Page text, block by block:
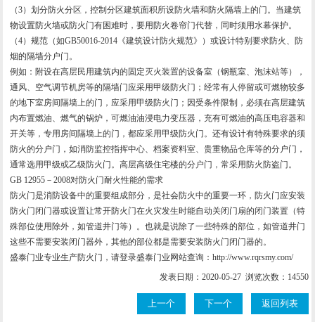
（3）划分防火分区，控制分区建筑面积所设防火墙和防火隔墙上的门。当建筑
物设置防火墙或防火门有困难时，要用防火卷帘门代替，同时须用水幕保护。
（4）规范（如GB50016-2014《建筑设计防火规范》）或设计特别要求防火、防
烟的隔墙分户门。
例如：附设在高层民用建筑内的固定灭火装置的设备室（钢瓶室、泡沫站等），
通风、空气调节机房等的隔墙门应采用甲级防火门；经常有人停留或可燃物较多
的地下室房间隔墙上的门，应采用甲级防火门；因受条件限制，必须在高层建筑
内布置燃油、燃气的锅炉，可燃油油浸电力变压器，充有可燃油的高压电容器和
开关等，专用房间隔墙上的门，都应采用甲级防火门。还有设计有特殊要求的须
防火的分户门，如消防监控指挥中心、档案资料室、贵重物品仓库等的分户门，
通常选用甲级或乙级防火门。高层高级住宅楼的分户门，常采用防火防盗门。
GB 12955－2008对防火门耐火性能的需求
防火门是消防设备中的重要组成部分，是社会防火中的重要一环，防火门应安装
防火门闭门器或设置让常开防火门在火灾发生时能自动关闭门扇的闭门装置（特
殊部位使用除外，如管道井门等）。也就是说除了一些特殊的部位，如管道井门
这些不需要安装闭门器外，其他的部位都是需要安装防火门闭门器的。
盛泰门业专业生产防火门，请登录盛泰门业网站查询：http://www.rqrsmy.com/
发表日期：2020-05-27 浏览次数：14550
上一个 下一个 返回列表